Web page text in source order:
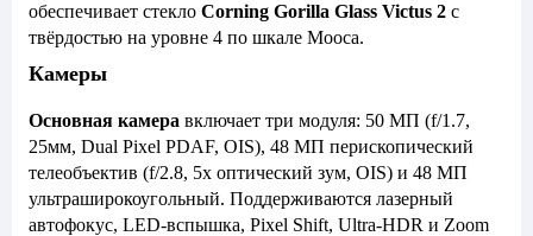
обеспечивает стекло Corning Gorilla Glass Victus 2 с
твёрдостью на уровне 4 по шкале Мооса.
Камеры
Основная камера включает три модуля: 50 МП (f/1.7,
25мм, Dual Pixel PDAF, OIS), 48 МП перископический
телеобъектив (f/2.8, 5x оптический зум, OIS) и 48 МП
ультраширокоугольный. Поддерживаются лазерный
автофокус, LED-вспышка, Pixel Shift, Ultra-HDR и Zoom